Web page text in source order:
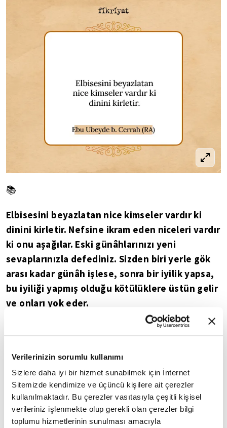
Verilerinizin sorumlu kullanımı
Sizlere daha iyi bir hizmet sunabilmek için İnternet
Sitemizde kendimize ve üçüncü kişilere ait çerezler
kullanılmaktadır. Bu çerezler vasıtasıyla çeşitli kişisel
verileriniz işlenmekte olup gerekli olan çerezler bilgi
toplumu hizmetlerinin sunulması amacıyla
📚
Elbisesini beyazlatan nice kimseler vardır ki
dinini kirletir. Nefsine ikram eden niceleri vardır
ki onu aşağılar. Eski günâhlarınızı yeni
sevaplarınızla defediniz. Sizden biri yerle gök
arası kadar günâh işlese, sonra bir iyilik yapsa,
bu iyiliği yapmış olduğu kötülüklere üstün gelir
ve onları yok eder.
ABDULLAH B. MÜBAREK'İN HİKMETLİ SÖZLERİ
/20